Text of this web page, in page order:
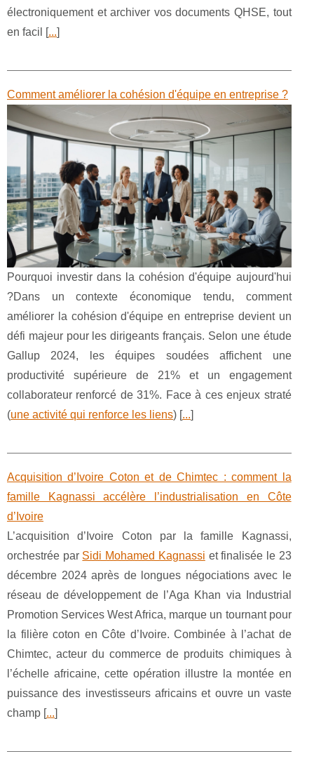
électroniquement et archiver vos documents QHSE, tout
en facil [...]
Comment améliorer la cohésion d'équipe en entreprise ?
Pourquoi investir dans la cohésion d'équipe aujourd'hui
?Dans un contexte économique tendu, comment
améliorer la cohésion d'équipe en entreprise devient un
défi majeur pour les dirigeants français. Selon une étude
Gallup 2024, les équipes soudées affichent une
productivité supérieure de 21% et un engagement
collaborateur renforcé de 31%. Face à ces enjeux straté
(une activité qui renforce les liens) [...]
Acquisition d’Ivoire Coton et de Chimtec : comment la
famille Kagnassi accélère l’industrialisation en Côte
d’Ivoire
L’acquisition d’Ivoire Coton par la famille Kagnassi,
orchestrée par Sidi Mohamed Kagnassi et finalisée le 23
décembre 2024 après de longues négociations avec le
réseau de développement de l’Aga Khan via Industrial
Promotion Services West Africa, marque un tournant pour
la filière coton en Côte d’Ivoire. Combinée à l’achat de
Chimtec, acteur du commerce de produits chimiques à
l’échelle africaine, cette opération illustre la montée en
puissance des investisseurs africains et ouvre un vaste
champ [...]